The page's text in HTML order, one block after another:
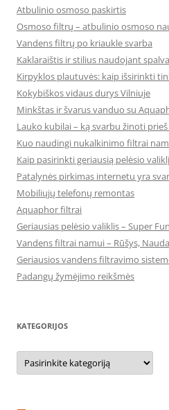
Atbulinio osmoso paskirtis
Osmoso filtrų – atbulinio osmoso
Vandens filtrų po kriaukle svarba
Kaklaraištis ir stilius naudojant
Kirpyklos plautuvės: kaip išsirinkti
Kokybiškos vidaus durys Vilniuje
Minkštas ir švarus vanduo su
Lauko kubilai – ką svarbu žinoti
Kuo naudingi nukalkinimo filtrai
Kaip pasirinkti geriausią pelėsio valiklį
Patalynės pirkimas internetu yra
Mobiliųjų telefonų remontas
Aquaphor filtrai
Geriausias pelėsio valiklis – Super
Vandens filtrai namui – Rūšys,
Geriausios vandens filtravimo
Padangų žymėjimo reikšmės
KATEGORIJOS
Kategorijos